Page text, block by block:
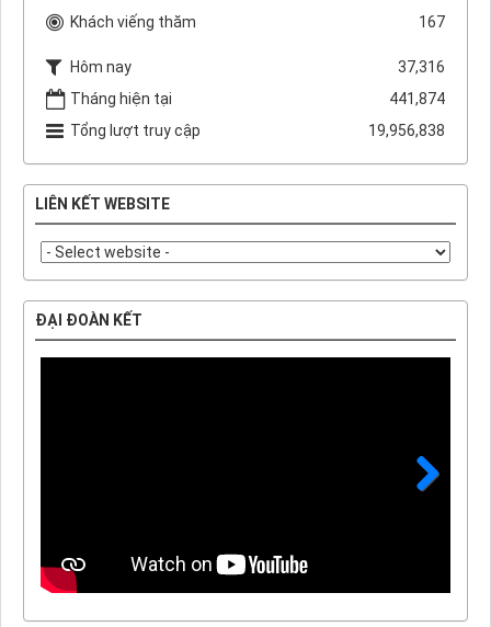
Khách viếng thăm
167
Hôm nay
37,316
Tháng hiện tại
441,874
Tổng lượt truy cập
19,956,838
LIÊN KẾT WEBSITE
ĐẠI ĐOÀN KẾT